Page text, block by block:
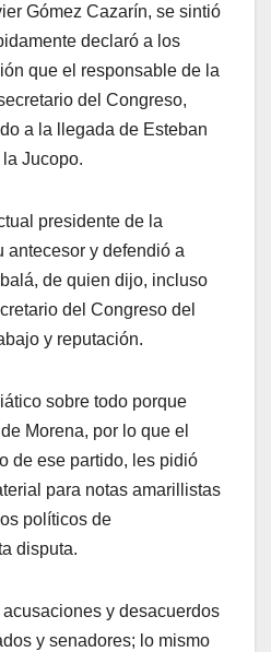
Gómez Cazarín, se sintió
declaró a los
que el responsable de la
del Congreso,
a la llegada de Esteban
Jucopo.
presidente de la
antecesor y defendió a
de quien dijo, incluso
del Congreso del
y reputación.
sobre todo porque
Morena, por lo que el
de ese partido, les pidió
para notas amarillistas
políticos de
disputa.
y desacuerdos
y senadores; lo mismo